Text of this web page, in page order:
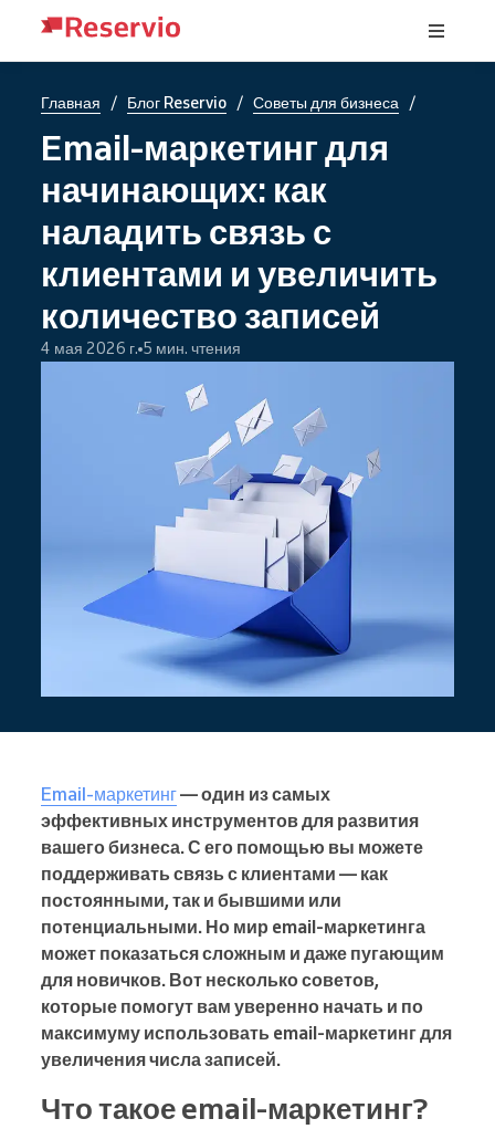
Главная / Блог Reservio / Советы для бизнеса /
Email-маркетинг для
начинающих: как
наладить связь с
клиентами и увеличить
количество записей
4 мая 2026 г. 5 мин. чтения
Email-маркетинг— один из самых
эффективных инструментов для развития
вашего бизнеса. С его помощью вы можете
поддерживать связь с клиентами — как
постоянными, так и бывшими или
потенциальными. Но мир email-маркетинга
может показаться сложным и даже пугающим
для новичков. Вот несколько советов,
которые помогут вам уверенно начать и по
максимуму использовать email-маркетинг для
увеличения числа записей.
Что такое email-маркетинг?